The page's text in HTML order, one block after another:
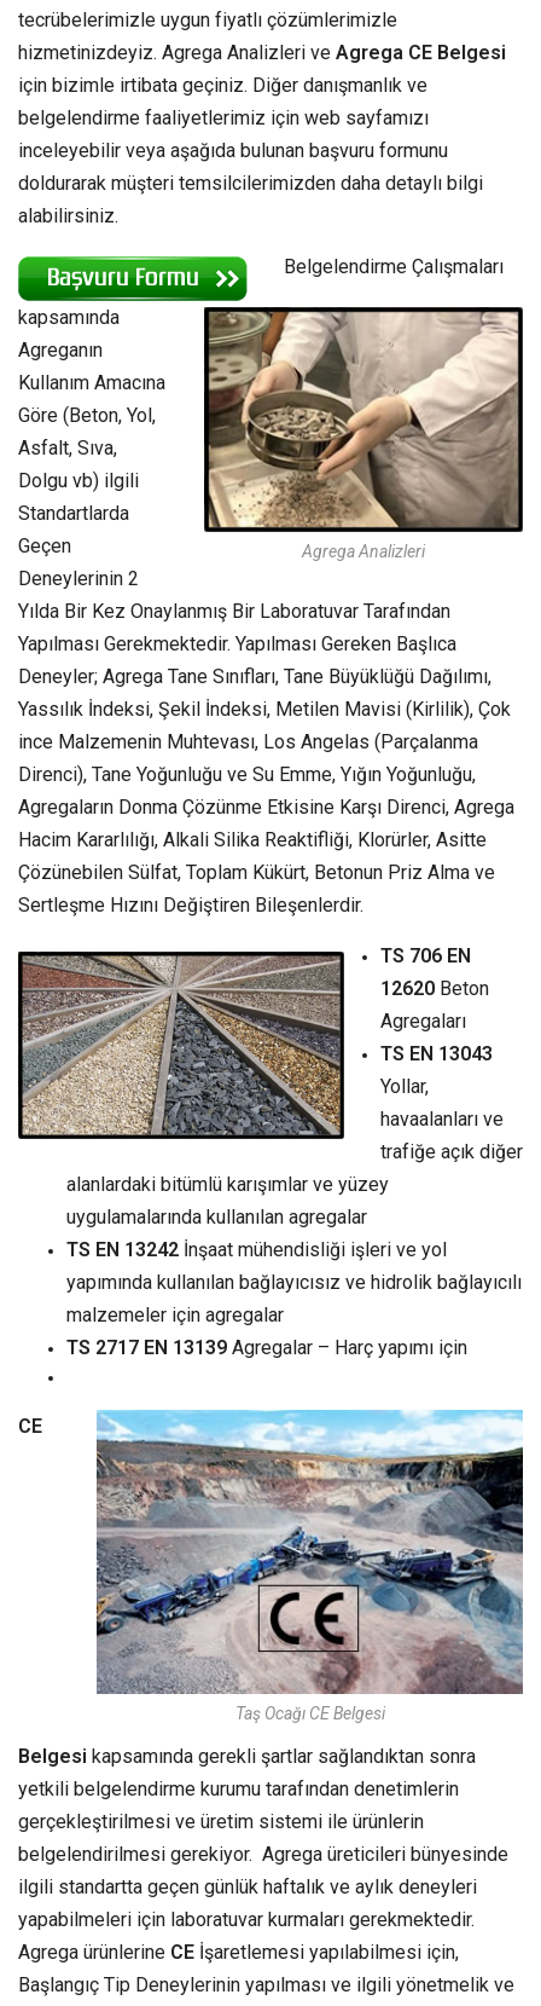
tecrübelerimizle uygun fiyatlı çözümlerimizle
hizmetinizdeyiz. Agrega Analizleri ve Agrega CE Belgesi
için bizimle irtibata geçiniz. Diğer danışmanlık ve
belgelendirme faaliyetlerimiz için web sayfamızı
inceleyebilir veya aşağıda bulunan başvuru formunu
doldurarak müşteri temsilcilerimizden daha detaylı bilgi
alabilirsiniz.
Agrega Analizleri
Belgelendirme Çalışmaları
kapsamında
Agreganın
Kullanım Amacına
Göre (Beton, Yol,
Asfalt, Sıva,
Dolgu vb) ilgili
Standartlarda
Geçen
Deneylerinin 2
Yılda Bir Kez Onaylanmış Bir Laboratuvar Tarafından
Yapılması Gerekmektedir. Yapılması Gereken Başlıca
Deneyler; Agrega Tane Sınıfları, Tane Büyüklüğü Dağılımı,
Yassılık İndeksi, Şekil İndeksi, Metilen Mavisi (Kirlilik), Çok
ince Malzemenin Muhtevası, Los Angelas (Parçalanma
Direnci), Tane Yoğunluğu ve Su Emme, Yığın Yoğunluğu,
Agregaların Donma Çözünme Etkisine Karşı Direnci, Agrega
Hacim Kararlılığı, Alkali Silika Reaktifliği, Klorürler, Asitte
Çözünebilen Sülfat, Toplam Kükürt, Betonun Priz Alma ve
Sertleşme Hızını Değiştiren Bileşenlerdir.
TS 706 EN
12620 Beton
Agregaları
TS EN 13043
Yollar,
havaalanları ve
trafiğe açık diğer
alanlardaki bitümlü karışımlar ve yüzey
uygulamalarında kullanılan agregalar
TS EN 13242 İnşaat mühendisliği işleri ve yol
yapımında kullanılan bağlayıcısız ve hidrolik bağlayıcılı
malzemeler için agregalar
TS 2717 EN 13139 Agregalar – Harç yapımı için
Taş Ocağı CE Belgesi
CE
Belgesi kapsamında gerekli şartlar sağlandıktan sonra
yetkili belgelendirme kurumu tarafından denetimlerin
gerçekleştirilmesi ve üretim sistemi ile ürünlerin
belgelendirilmesi gerekiyor. Agrega üreticileri bünyesinde
ilgili standartta geçen günlük haftalık ve aylık deneyleri
yapabilmeleri için laboratuvar kurmaları gerekmektedir.
Agrega ürünlerine CE İşaretlemesi yapılabilmesi için,
Başlangıç Tip Deneylerinin yapılması ve ilgili yönetmelik ve